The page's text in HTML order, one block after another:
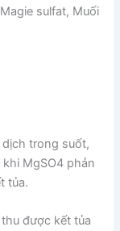
sulfat, Muối
trong suốt,
MgSO4 phản
tủa.
được kết tủa